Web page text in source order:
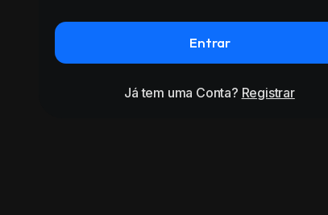
Entrar
Já tem uma Conta? Registrar